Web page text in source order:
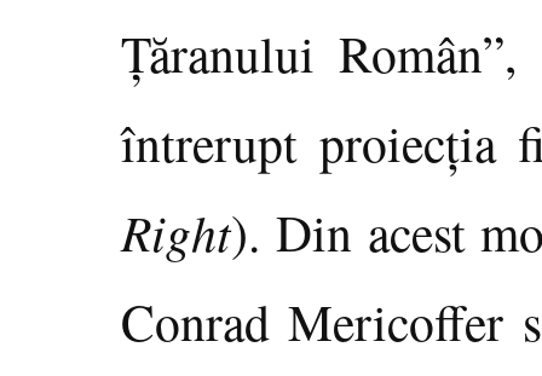
Ţăranului
întrerupt proiecţia
Right). Din acest
Conrad Mericoffer